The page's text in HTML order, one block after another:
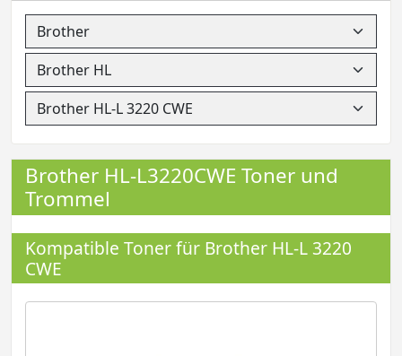
Brother HL-L3220CWE Toner und
Trommel
Kompatible Toner für Brother HL-L 3220
CWE